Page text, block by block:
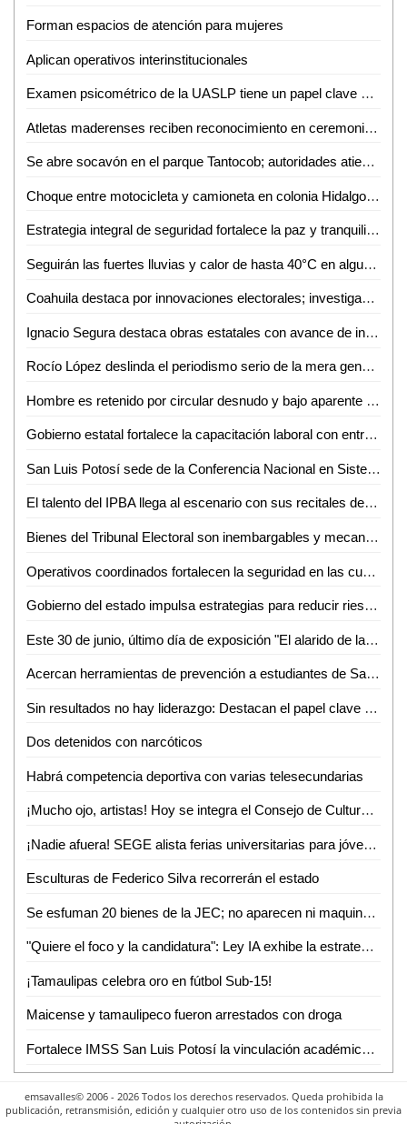
Forman espacios de atención para mujeres
Aplican operativos interinstitucionales
Examen psicométrico de la UASLP tiene un papel clave en el proceso de admisión
Atletas maderenses reciben reconocimiento en ceremonia de honores a la bandera
Se abre socavón en el parque Tantocob; autoridades atienden reporte
Choque entre motocicleta y camioneta en colonia Hidalgo; sin lesionados
Estrategia integral de seguridad fortalece la paz y tranquilidad en las cuatro regiones
Seguirán las fuertes lluvias y calor de hasta 40°C en algunas zonas de SLP
Coahuila destaca por innovaciones electorales; investigador reconoce labor del INE
Ignacio Segura destaca obras estatales con avance de infraestructura en SLP
Rocío López deslinda el periodismo serio de la mera generación de contenidos
Hombre es retenido por circular desnudo y bajo aparente efecto de sustancias en Ciudad Valles
Gobierno estatal fortalece la capacitación laboral con entrega de equipamiento
San Luis Potosí sede de la Conferencia Nacional en Sistema Penitenciario en 2027
El talento del IPBA llega al escenario con sus recitales de fin de cursos
Bienes del Tribunal Electoral son inembargables y mecanismo de elección de su presidencia, garantiza una transición planificada, tersa y ordenada
Operativos coordinados fortalecen la seguridad en las cuatro regiones: Juárez Hernández
Gobierno del estado impulsa estrategias para reducir riesgos y fortalecer la seguridad
Este 30 de junio, último día de exposición "El alarido de la percepción" en la casa de la cultura de Soledad
Acercan herramientas de prevención a estudiantes de San Ciro de Acosta
Sin resultados no hay liderazgo: Destacan el papel clave de los medios
Dos detenidos con narcóticos
Habrá competencia deportiva con varias telesecundarias
¡Mucho ojo, artistas! Hoy se integra el Consejo de Cultura en Ciudad Valles
¡Nadie afuera! SEGE alista ferias universitarias para jóvenes sin espacio en SLP
Esculturas de Federico Silva recorrerán el estado
Se esfuman 20 bienes de la JEC; no aparecen ni maquinaria ni GPS
"Quiere el foco y la candidatura": Ley IA exhibe la estrategia política de Galindo
¡Tamaulipas celebra oro en fútbol Sub-15!
Maicense y tamaulipeco fueron arrestados con droga
Fortalece IMSS San Luis Potosí la vinculación académica para formación de profesionales de la salud
emsavalles© 2006 - 2026 Todos los derechos reservados. Queda prohibida la
publicación, retransmisión, edición y cualquier otro uso de los contenidos sin previa